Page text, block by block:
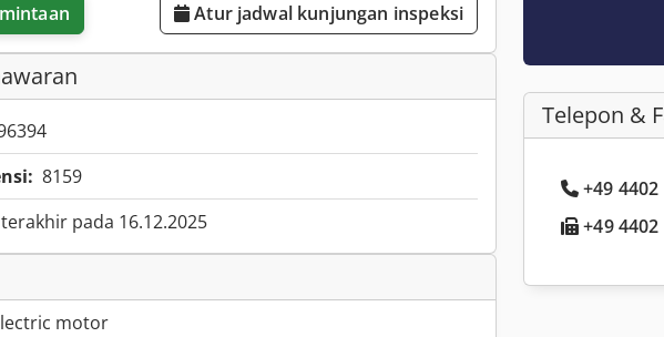
Atur jadwal kunjungan inspeksi
8159
terakhir pada 16.12.2025
motor
Telepon &
+49
+49